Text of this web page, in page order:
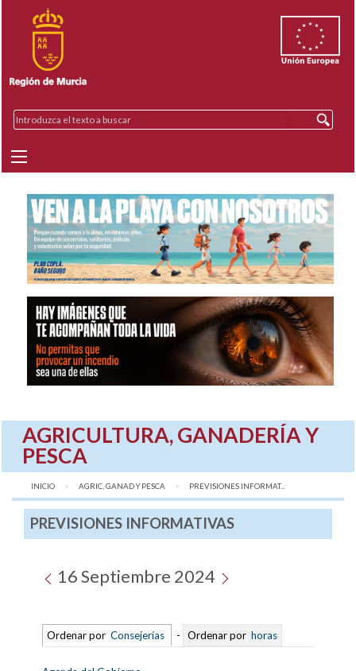
AGRICULTURA, GANADERÍA Y
PESCA
INICIO AGRIC, GANAD Y PESCA AQUÍ:
PREVISIONES INFORMAT...
PREVISIONES INFORMATIVAS
16 Septiembre 2024
Ordenar por Consejerías - Ordenar por horas